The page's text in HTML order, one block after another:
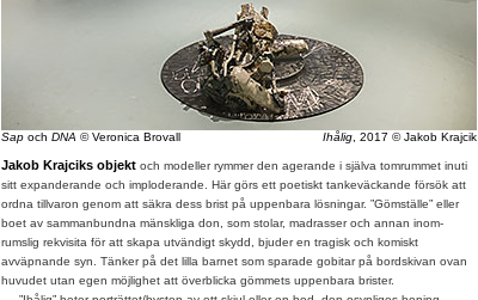
Sap och DNA © Veronica Brovall Ihålig , 2017 © Jakob Krajcik
Jakob Krajciks objekt och modeller rymmer den agerande i själva tomrummet inuti
sitt expanderande och imploderande. Här görs ett poetiskt tankeväckande försök att
ordna tillvaron genom att säkra dess brist på uppenbara lösningar. ”Gömställe” eller
boet av sammanbundna mänskliga don, som stolar, madrasser och annan inom-
rumslig rekvisita för att skapa utvändigt skydd, bjuder en tragisk och komiskt
avväpnande syn. Tänker på det lilla barnet som sparade gobitar på bordskivan ovan
huvudet utan egen möjlighet att överblicka gömmets uppenbara brister.